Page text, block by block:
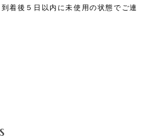
着後５日以内に未使用の状態でご連